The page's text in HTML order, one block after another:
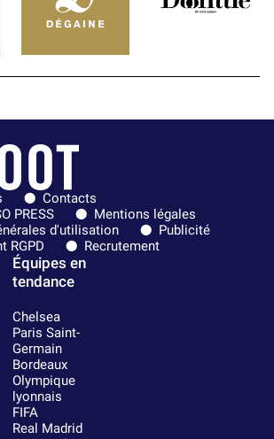
Contacts
PRESS
Mentions légales
d'utilisation
Publicité
RGPD
Recrutement
Équipes en
tendance
Chelsea
Paris Saint-
Germain
Bordeaux
Olympique
lyonnais
FIFA
Real Madrid